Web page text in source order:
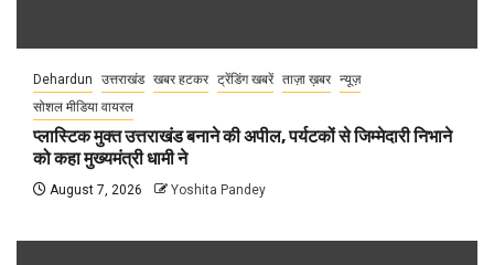
Dehardun उत्तराखंड खबर हटकर ट्रेंडिंग खबरें ताज़ा ख़बर न्यूज़
सोशल मीडिया वायरल
प्लास्टिक मुक्त उत्तराखंड बनाने की अपील, पर्यटकों से जिम्मेदारी निभाने
को कहा मुख्यमंत्री धामी ने
August 7, 2026 Yoshita Pandey